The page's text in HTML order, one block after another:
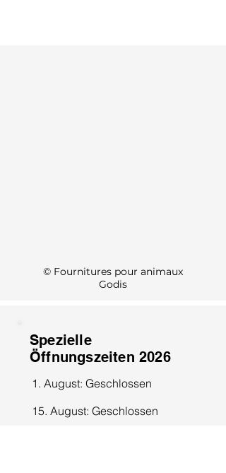
© Fournitures pour animaux
Godis
Spezielle
Öffnungszeiten 2026
1. August: Geschlossen
15. August: Geschlossen